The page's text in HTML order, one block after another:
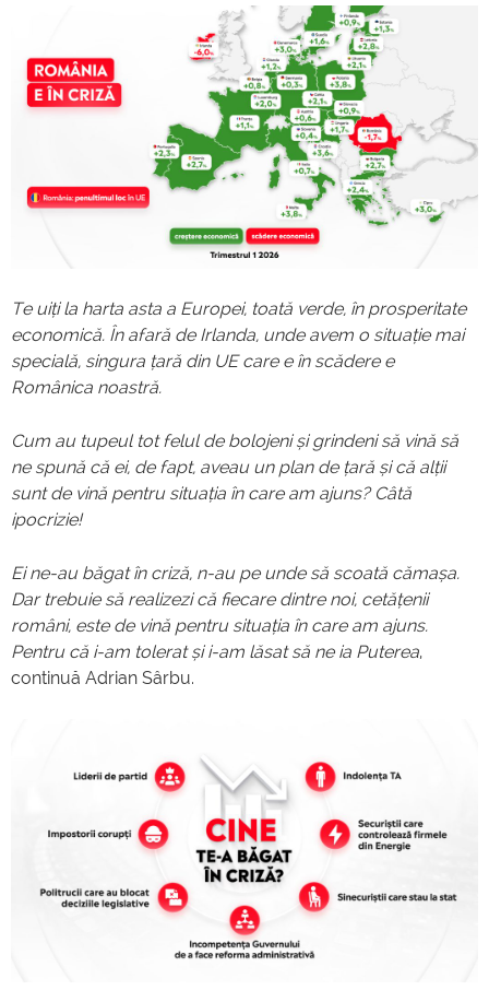
Te uiți la harta asta a Europei, toată verde, în prosperitate
economică. În afară de Irlanda, unde avem o situație mai
specială, singura țară din UE care e în scădere e
Românica noastră.
Cum au tupeul tot felul de bolojeni și grindeni să vină să
ne spună că ei, de fapt, aveau un plan de țară și că alții
sunt de vină pentru situația în care am ajuns? Câtă
ipocrizie!
Ei ne-au băgat în criză, n-au pe unde să scoată cămașa.
Dar trebuie să realizezi că fiecare dintre noi, cetățenii
români, este de vină pentru situația în care am ajuns.
Pentru că i-am tolerat și i-am lăsat să ne ia Puterea,
continuă Adrian Sârbu.